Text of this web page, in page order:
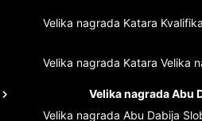
Velika nagrada Katara
Velika nagrada Katara Velika
Velika nagrada Abu
Velika nagrada Abu Dabija